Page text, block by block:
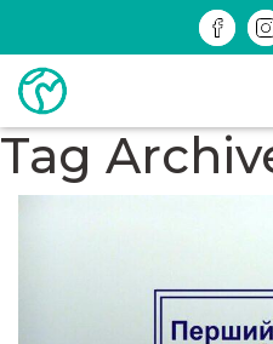
Tag